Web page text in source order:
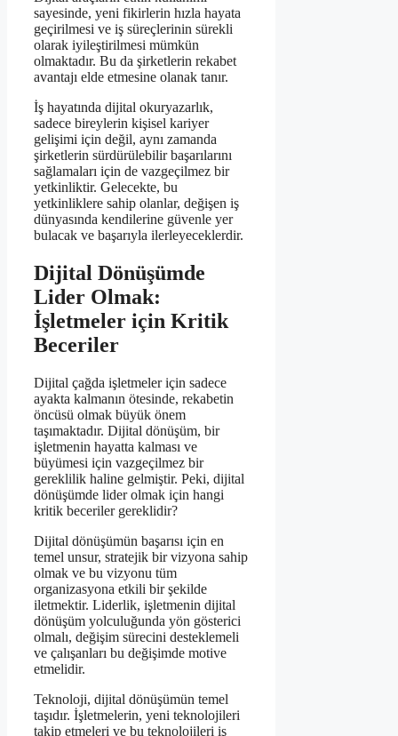
sayesinde, yeni fikirlerin hızla hayata
geçirilmesi ve iş süreçlerinin sürekli
olarak iyileştirilmesi mümkün
olmaktadır. Bu da şirketlerin rekabet
avantajı elde etmesine olanak tanır.
İş hayatında dijital okuryazarlık,
sadece bireylerin kişisel kariyer
gelişimi için değil, aynı zamanda
şirketlerin sürdürülebilir başarılarını
sağlamaları için de vazgeçilmez bir
yetkinliktir. Gelecekte, bu
yetkinliklere sahip olanlar, değişen iş
dünyasında kendilerine güvenle yer
bulacak ve başarıyla ilerleyeceklerdir.
Dijital Dönüşümde
Lider Olmak:
İşletmeler için Kritik
Beceriler
Dijital çağda işletmeler için sadece
ayakta kalmanın ötesinde, rekabetin
öncüsü olmak büyük önem
taşımaktadır. Dijital dönüşüm, bir
işletmenin hayatta kalması ve
büyümesi için vazgeçilmez bir
gereklilik haline gelmiştir. Peki, dijital
dönüşümde lider olmak için hangi
kritik beceriler gereklidir?
Dijital dönüşümün başarısı için en
temel unsur, stratejik bir vizyona sahip
olmak ve bu vizyonu tüm
organizasyona etkili bir şekilde
iletmektir. Liderlik, işletmenin dijital
dönüşüm yolculuğunda yön gösterici
olmalı, değişim sürecini desteklemeli
ve çalışanları bu değişimde motive
etmelidir.
Teknoloji, dijital dönüşümün temel
taşıdır. İşletmelerin, yeni teknolojileri
takip etmeleri ve bu teknolojileri iş